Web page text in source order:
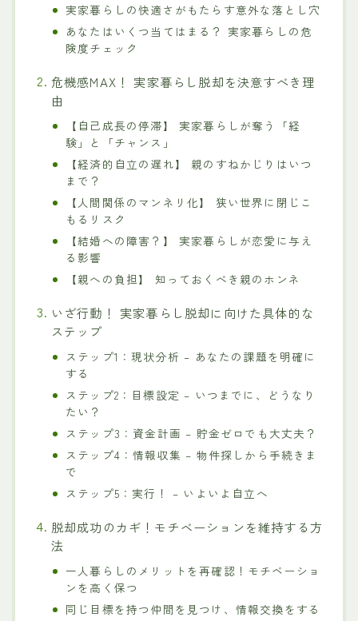
実家暮らしの快適さがもたらす意外な落とし穴
あなたはいくつ当てはまる？ 実家暮らしの危
険度チェック
危機感MAX！ 実家暮らし脱却を決意すべき理
由
【自己成長の停滞】 実家暮らしが奪う「経
験」と「チャンス」
【経済的自立の遅れ】 親のすねかじりはいつ
まで？
【人間関係のマンネリ化】 狭い世界に閉じこ
もるリスク
【結婚への障害？】 実家暮らしが恋愛に与え
る影響
【親への負担】 知っておくべき親のホンネ
いざ行動！ 実家暮らし脱却に向けた具体的な
ステップ
ステップ1：現状分析 – あなたの課題を明確に
する
ステップ2：目標設定 – いつまでに、どうなり
たい？
ステップ3：資金計画 – 貯金ゼロでも大丈夫？
ステップ4：情報収集 – 物件探しから手続きま
で
ステップ5：実行！ – いよいよ自立へ
脱却成功のカギ！モチベーションを維持する方
法
一人暮らしのメリットを再確認！モチベーショ
ンを高く保つ
同じ目標を持つ仲間を見つけ、情報交換をする